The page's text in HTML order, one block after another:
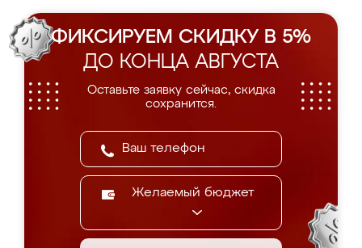
ФИКСИРУЕМ СКИДКУ В 5%
ДО КОНЦА АВГУСТА
Оставьте заявку сейчас, скидка
сохранится.
Желаемый бюджет